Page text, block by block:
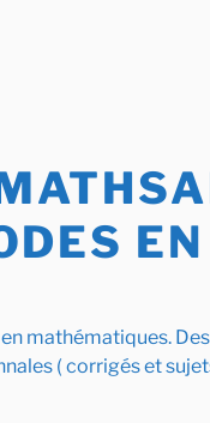
EN
mathématiques.
( corrigés et